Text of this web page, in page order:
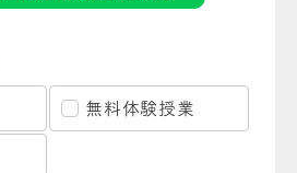
無料体験授業